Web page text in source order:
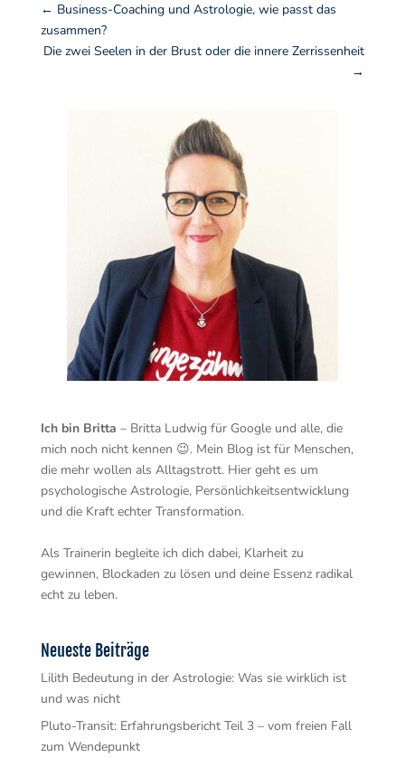
← Business-Coaching und Astrologie, wie passt das
zusammen?
Die zwei Seelen in der Brust oder die innere Zerrissenheit
→
Ich bin Britta – Britta Ludwig für Google und alle, die
mich noch nicht kennen 😉. Mein Blog ist für Menschen,
die mehr wollen als Alltagstrott. Hier geht es um
psychologische Astrologie, Persönlichkeitsentwicklung
und die Kraft echter Transformation.
Als Trainerin begleite ich dich dabei, Klarheit zu
gewinnen, Blockaden zu lösen und deine Essenz radikal
echt zu leben.
Neueste Beiträge
Lilith Bedeutung in der Astrologie: Was sie wirklich ist
und was nicht
Pluto-Transit: Erfahrungsbericht Teil 3 – vom freien Fall
zum Wendepunkt